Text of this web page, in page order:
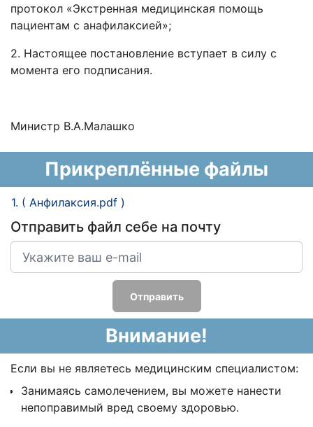
протокол «Экстренная медицинская помощь
пациентам с анафилаксией»;
2. Настоящее постановление вступает в силу с
момента его подписания.
Министр В.А.Малашко
Прикреплённые файлы
1. ( Анфилаксия.pdf )
Отправить файл себе на почту
Отправить
Внимание!
Если вы не являетесь медицинским специалистом:
Занимаясь самолечением, вы можете нанести
непоправимый вред своему здоровью.